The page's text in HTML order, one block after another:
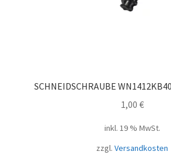
SCHNEIDSCHRAUBE
1,00 €
inkl. 19 % MwSt.
zzgl. Versandkosten